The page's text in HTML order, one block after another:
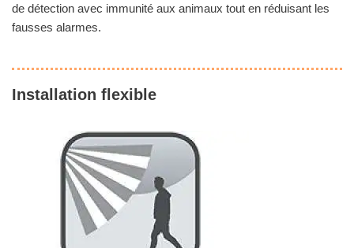
de détection avec immunité aux animaux tout en réduisant les
fausses alarmes.
Installation flexible